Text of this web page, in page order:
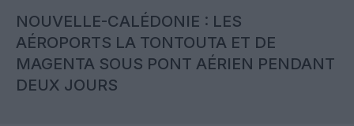
NOUVELLE-CALÉDONIE : LES
AÉROPORTS LA TONTOUTA ET DE
MAGENTA SOUS PONT AÉRIEN PENDANT
DEUX JOURS